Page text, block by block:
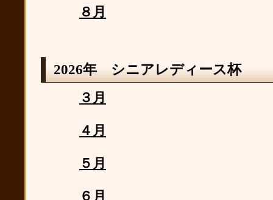
８月
2026年 シニアレディース杯
３月
４月
５月
６月